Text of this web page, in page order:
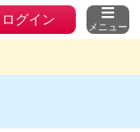
ログイン メニュー